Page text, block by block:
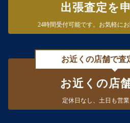
出張査定を
24時間受付可能です。 お気軽に
お近くの店舗で査
お近くの店
定休日なし、 土日も営業